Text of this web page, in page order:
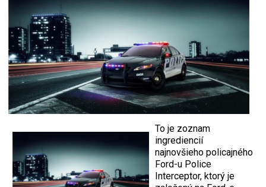
To je zoznam
ingrediencií
najnovšieho policajného
Ford-u Police
Interceptor, ktorý je